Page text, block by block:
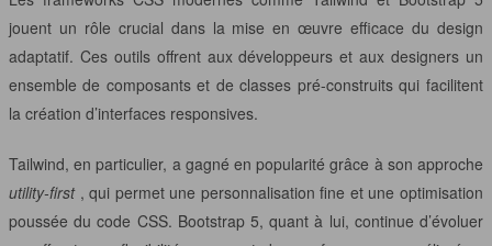
jouent un rôle crucial dans la mise en œuvre efficace du design
adaptatif. Ces outils offrent aux développeurs et aux designers un
ensemble de composants et de classes pré-construits qui facilitent
la création d’interfaces responsives.
Tailwind, en particulier, a gagné en popularité grâce à son approche
utility-first , qui permet une personnalisation fine et une optimisation
poussée du code CSS. Bootstrap 5, quant à lui, continue d’évoluer